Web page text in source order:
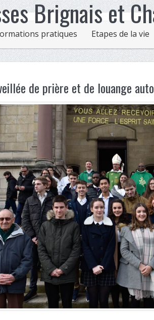
pratiques Etapes de la vie
de prière et de louange